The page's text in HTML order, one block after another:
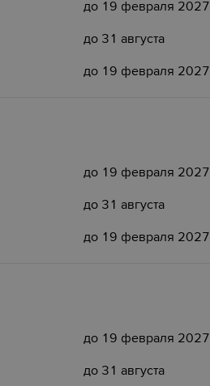
до 19 февраля 2027
до 31 августа
до 19 февраля 2027
до 19 февраля 2027
до 31 августа
до 19 февраля 2027
до 19 февраля 2027
до 31 августа